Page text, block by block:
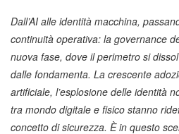
Dall’AI alle identità macchina,
continuità operativa: la governance
nuova fase, dove il perimetro si
dalle fondamenta. La crescente
artificiale, l’esplosione delle identità
tra mondo digitale e fisico stanno
concetto di sicurezza. È in questo